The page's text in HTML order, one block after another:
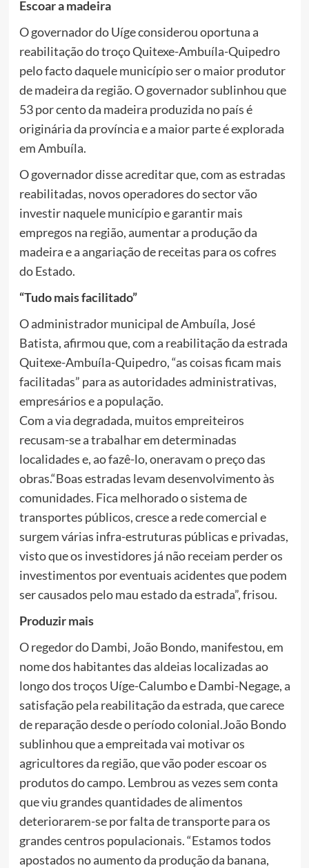
Escoar a madeira
O governador do Uíge considerou oportuna a
reabilitação do troço Quitexe-Ambuíla-Quipedro
pelo facto daquele município ser o maior produtor
de madeira da região. O governador sublinhou que
53 por cento da madeira produzida no país é
originária da província e a maior parte é explorada
em Ambuíla.
O governador disse acreditar que, com as estradas
reabilitadas, novos operadores do sector vão
investir naquele município e garantir mais
empregos na região, aumentar a produção da
madeira e a angariação de receitas para os cofres
do Estado.
“Tudo mais facilitado”
O administrador municipal de Ambuíla, José
Batista, afirmou que, com a reabilitação da estrada
Quitexe-Ambuíla-Quipedro, “as coisas ficam mais
facilitadas” para as autoridades administrativas,
empresários e a população.
Com a via degradada, muitos empreiteiros
recusam-se a trabalhar em determinadas
localidades e, ao fazê-lo, oneravam o preço das
obras.“Boas estradas levam desenvolvimento às
comunidades. Fica melhorado o sistema de
transportes públicos, cresce a rede comercial e
surgem várias infra-estruturas públicas e privadas,
visto que os investidores já não receiam perder os
investimentos por eventuais acidentes que podem
ser causados pelo mau estado da estrada”, frisou.
Produzir mais
O regedor do Dambi, João Bondo, manifestou, em
nome dos habitantes das aldeias localizadas ao
longo dos troços Uíge-Calumbo e Dambi-Negage, a
satisfação pela reabilitação da estrada, que carece
de reparação desde o períodocolonial.JoãoBondo
sublinhou que a empreitada vai motivar os
agricultores da região, que vão poder escoar os
produtos do campo. Lembrou as vezes sem conta
que viu grandes quantidades de alimentos
deteriorarem-se por falta de transporte para os
grandes centros populacionais. “Estamos todos
apostados no aumento da produção da banana,